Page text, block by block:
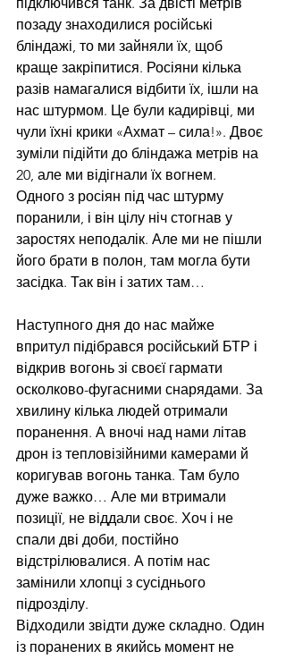
позаду знаходилися російські
бліндажі, то ми зайняли їх, щоб
краще закріпитися. Росіяни кілька
разів намагалися відбити їх, ішли на
нас штурмом. Це були кадирівці, ми
чули їхні крики «Ахмат – сила!». Двоє
зуміли підійти до бліндажа метрів на
20, але ми відігнали їх вогнем.
Одного з росіян під час штурму
поранили, і він цілу ніч стогнав у
заростях неподалік. Але ми не пішли
його брати в полон, там могла бути
засідка. Так він і затих там…
Наступного дня до нас майже
впритул підібрався російський БТР і
відкрив вогонь зі своєї гармати
осколково-фугасними снарядами. За
хвилину кілька людей отримали
поранення. А вночі над нами літав
дрон із тепловізійними камерами й
коригував вогонь танка. Там було
дуже важко… Але ми втримали
позиції, не віддали своє. Хоч і не
спали дві доби, постійно
відстрілювалися. А потім нас
замінили хлопці з сусіднього
підрозділу.
Відходили звідти дуже складно. Один
із поранених в якийсь момент не